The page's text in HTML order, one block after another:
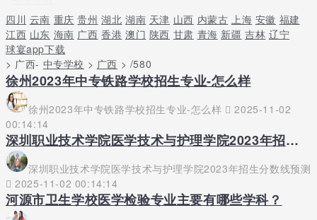
四川 云南 重庆 贵州 湖北 湖南 天津 山西 内蒙古 上海 安徽 福建
江西 山东 海南 广西 香港 澳门 陕西 甘肃 青海 新疆 吉林 辽宁
球宴app下载
> 广西- 中专学校 > 广西 > /580
徐州2023年中专铁路学校招生专业-怎么样
徐州2023年中专铁路学校招生专业-怎么样
2025-11-02
00:14:14
深圳职业技术学院医学技术与护理学院2023年招生分数线预测
深圳职业技术学院医学技术与护理学院2023年招生分数线预测
2025-11-02 00:14:14
河源市卫生学校医学检验专业主要有哪些学科？